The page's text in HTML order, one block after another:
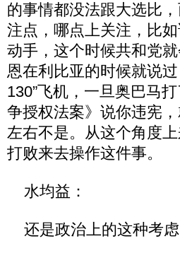
的事情都没法跟大选比
注点，哪点上关注，比
动手，这个时候共和党
恩在利比亚的时候就说
130”飞机，一旦奥巴马
争授权法案》说你违宪
左右不是。从这个角度
打败来去操作这件事。
水均益：
还是政治上的这种考虑